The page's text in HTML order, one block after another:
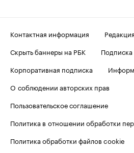
Контактная информация
Редакция
Скрыть баннеры на РБК
Корпоративная подписка
О соблюдении авторских прав
Пользовательское соглашение
Политика в отношении обработки
Политика обработки файлов cookie